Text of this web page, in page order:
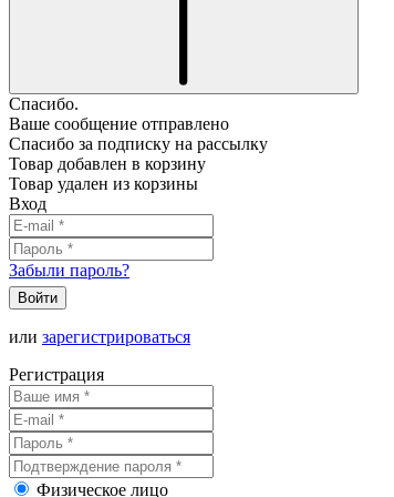
Спасибо.
Ваше сообщение отправлено
Спасибо за подписку на рассылку
Товар добавлен в корзину
Товар удален из корзины
Вход
Забыли пароль?
Войти
или зарегистрироваться
Регистрация
Физическое лицо